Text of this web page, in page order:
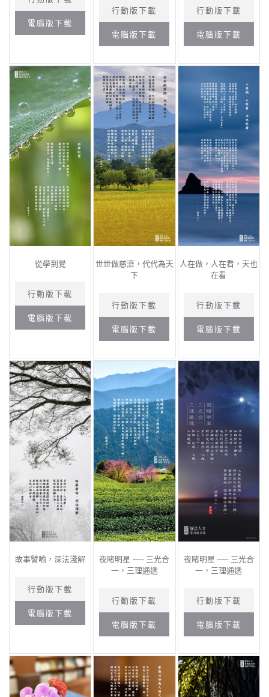
電腦版下載
行動版下載
電腦版下載
行動版下載
電腦版下載
從學到覺
行動版下載
電腦版下載
世世做慈濟，代代為天
下
行動版下載
電腦版下載
人在做，人在看，天也
在看
行動版下載
電腦版下載
故事譬喻，深法淺解
行動版下載
電腦版下載
夜睹明星 ── 三光合
一，三理通透
行動版下載
電腦版下載
夜睹明星 ── 三光合
一，三理通透
行動版下載
電腦版下載